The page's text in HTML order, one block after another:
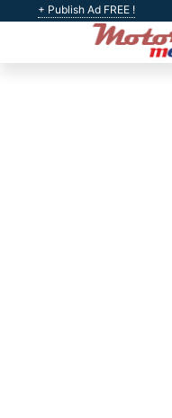
+ Publish Ad FREE !